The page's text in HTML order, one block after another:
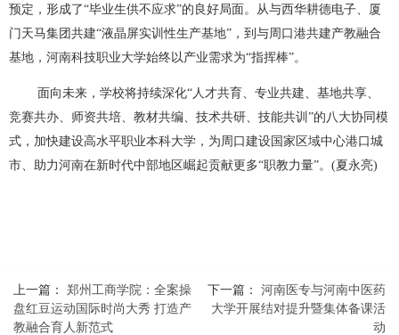
预定，形成了“毕业生供不应求”的良好局面。从与西华耕德电子、厦
门天马集团共建“液晶屏实训性生产基地”，到与周口港共建产教融合
基地，河南科技职业大学始终以产业需求为“指挥棒”。
面向未来，学校将持续深化“人才共育、专业共建、基地共享、
竞赛共办、师资共培、教材共编、技术共研、技能共训”的八大协同模
式，加快建设高水平职业本科大学，为周口建设国家区域中心港口城
市、助力河南在新时代中部地区崛起贡献更多“职教力量”。(夏永亮)
上一篇： 郑州工商学院：全案操
盘红豆运动国际时尚大秀 打造产
教融合育人新范式
下一篇： 河南医专与河南中医药
大学开展结对提升暨集体备课活
动